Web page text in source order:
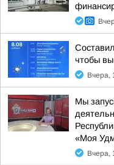
чтобы вы
Вчера,
Мы
«Моя
Вчера,